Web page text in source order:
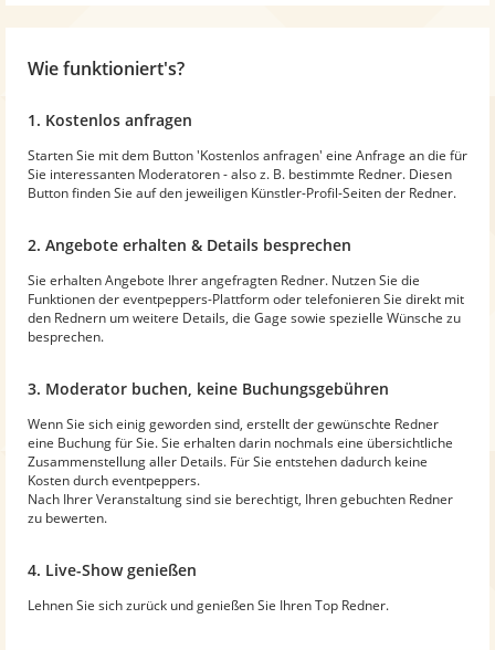
Wie funktioniert's?
1. Kostenlos anfragen
Starten Sie mit dem Button 'Kostenlos anfragen' eine Anfrage an die für
Sie interessanten Moderatoren - also z. B. bestimmte Redner. Diesen
Button finden Sie auf den jeweiligen Künstler-Profil-Seiten der Redner.
2. Angebote erhalten & Details besprechen
Sie erhalten Angebote Ihrer angefragten Redner. Nutzen Sie die
Funktionen der eventpeppers-Plattform oder telefonieren Sie direkt mit
den Rednern um weitere Details, die Gage sowie spezielle Wünsche zu
besprechen.
3. Moderator buchen, keine Buchungsgebühren
Wenn Sie sich einig geworden sind, erstellt der gewünschte Redner
eine Buchung für Sie. Sie erhalten darin nochmals eine übersichtliche
Zusammenstellung aller Details. Für Sie entstehen dadurch keine
Kosten durch eventpeppers.
Nach Ihrer Veranstaltung sind sie berechtigt, Ihren gebuchten Redner
zu bewerten.
4. Live-Show genießen
Lehnen Sie sich zurück und genießen Sie Ihren Top Redner.